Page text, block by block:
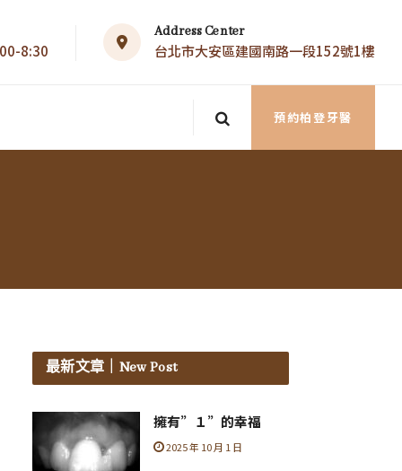
8:30
Address Center
台北市大安區建國南路一段152號1樓
預約柏登牙醫
最新文章 ｜New Post
擁有”１”的幸福
2025 年 10 月 1 日